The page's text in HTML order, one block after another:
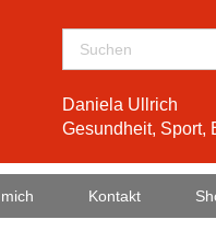
Daniela Ullrich
Gesundheit, Sport,
Kontakt